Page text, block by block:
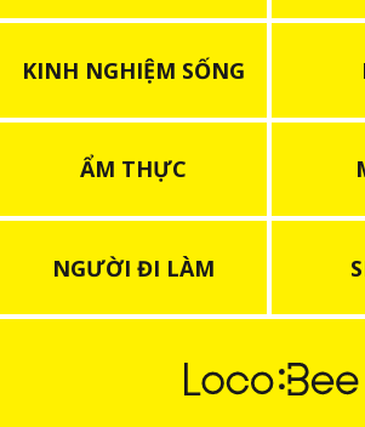
KINH NGHIỆM SỐNG
ẨM THỰC
NGƯỜI ĐI LÀM